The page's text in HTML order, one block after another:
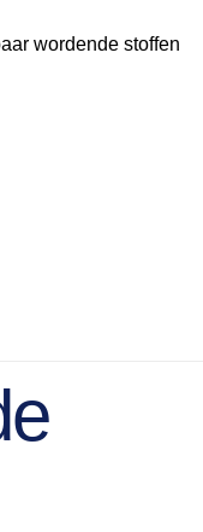
wordende stoffen